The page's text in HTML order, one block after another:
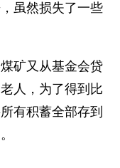
虽然损失了一些
矿又从基金会贷
人，为了得到比
有积蓄全部存到